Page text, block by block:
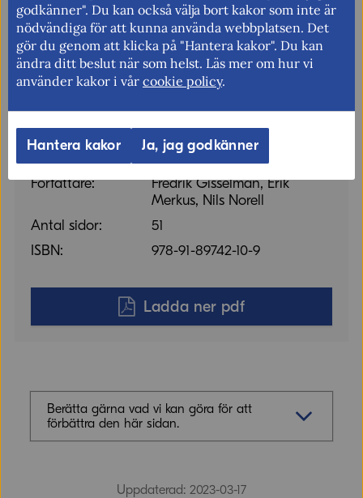
Titel:
The Role of Trade in the
Green Transition – regional
trade agreements and
environmental goods
provisions
Utgiven:
2023
Språk:
Engelska
pdf
Författare:
Fredrik Gisselman, Erik
Merkus, Nils Norell
Antal sidor:
51
ISBN:
978-91-89742-10-9
Ladda ner pdf
Berätta gärna vad vi kan göra för att
förbättra den här sidan.
Uppdaterad: 2023-03-17
godkänner". Du kan också välja bort kakor som inte är
nödvändiga för att kunna använda webbplatsen. Det
gör du genom att klicka på "Hantera kakor". Du kan
ändra ditt beslut när som helst. Läs mer om hur vi
använder kakor i vår cookie policy.
Hantera kakor Ja, jag godkänner